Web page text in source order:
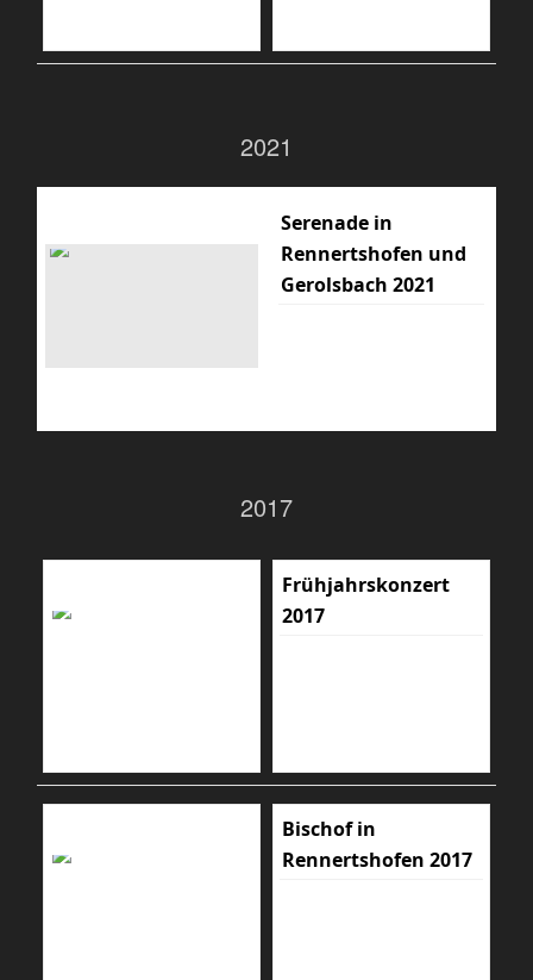
2021
Serenade in
Rennertshofen und
Gerolsbach 2021
2017
Frühjahrskonzert
2017
Bischof in
Rennertshofen 2017